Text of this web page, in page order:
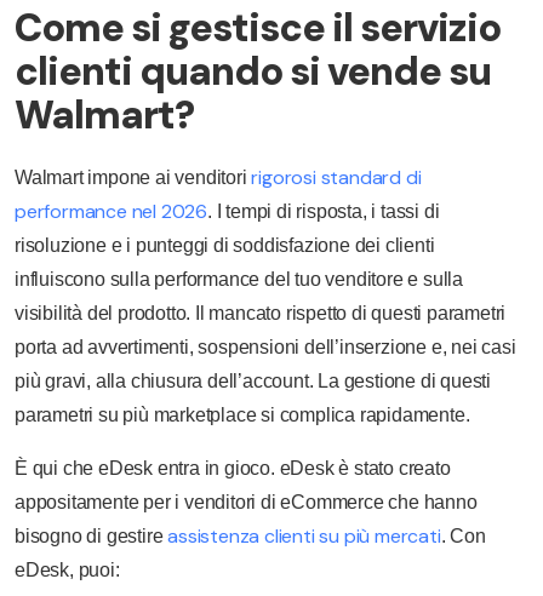
Come si gestisce il servizio
clienti quando si vende su
Walmart?
Walmart impone ai venditori rigorosi standard di
performance nel 2026. I tempi di risposta, i tassi di
risoluzione e i punteggi di soddisfazione dei clienti
influiscono sulla performance del tuo venditore e sulla
visibilità del prodotto. Il mancato rispetto di questi parametri
porta ad avvertimenti, sospensioni dell’inserzione e, nei casi
più gravi, alla chiusura dell’account. La gestione di questi
parametri su più marketplace si complica rapidamente.
È qui che eDesk entra in gioco. eDesk è stato creato
appositamente per i venditori di eCommerce che hanno
bisogno di gestireassistenza clienti su più mercati. Con
eDesk, puoi: